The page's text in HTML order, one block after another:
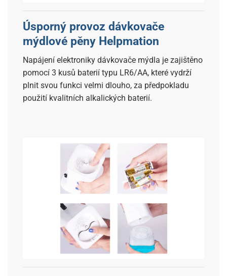
Úsporný provoz dávkovače
mýdlové pěny Helpmation
Napájení elektroniky dávkovače mýdla je zajištěno
pomocí 3 kusů baterií typu LR6/AA, které vydrží
plnit svou funkci velmi dlouho, za předpokladu
použití kvalitních alkalických baterií.